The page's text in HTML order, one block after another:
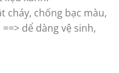
cháy, chống bạc màu,
dể dàng vệ sinh,